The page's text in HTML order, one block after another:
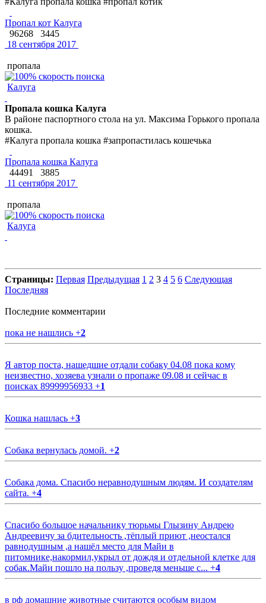
Пропал кот Калуга
96268
3445
18 сентября 2017
пропала
Калуга
Пропала кошка Калуга
В районе паспортного стола на ул. Максима Горького пропала
кошка.
#Калуга пропала кошка #запропастилась кошечька
Пропала кошка Калуга
44491
3885
11 сентября 2017
пропала
Калуга
Страницы: Первая Предыдущая 1 2 3 4 5 6 Следующая
Последняя
Последние комментарии
пока не нашлись +2
Я автор поста, нашедшие отдали собаку 04.08 пока кому
неизвестно, хозяева узнали о пропаже 09.08 и сейчас в
поисках 89999956933 +1
Кошка нашлась +3
Собака вернулась домой. +2
Собака дома. Спасибо неравнодушным людям. И создателям
сайта. +4
Спасибо большое начальнику тюрьмы Глызину Андрею
Андреевичу за бдительность ,тёплый приют ,неостался
равнодушным ,а нашёл место для Майи в
питомнике,накормил,укрыл от дождя и отдельной клетке для
собак.Майи пошло на пользу ,проведя меньше с... +4
в рф домашние животные считаются особым видом